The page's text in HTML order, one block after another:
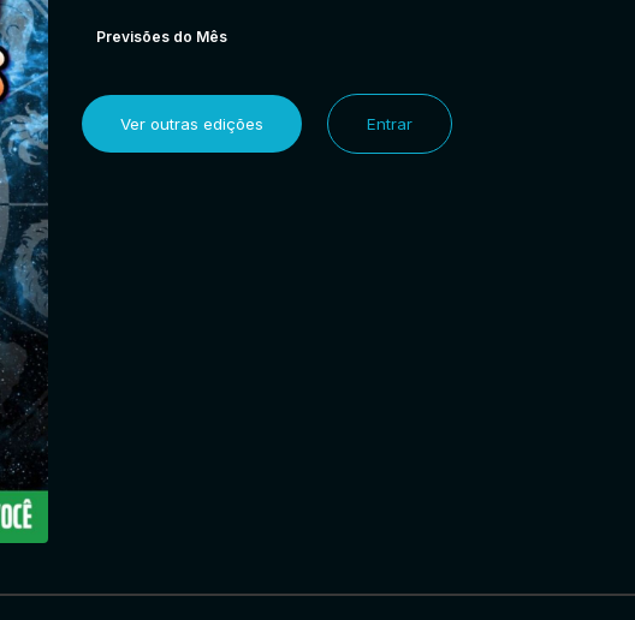
Previsões do Mês
Ver outras edições Entrar